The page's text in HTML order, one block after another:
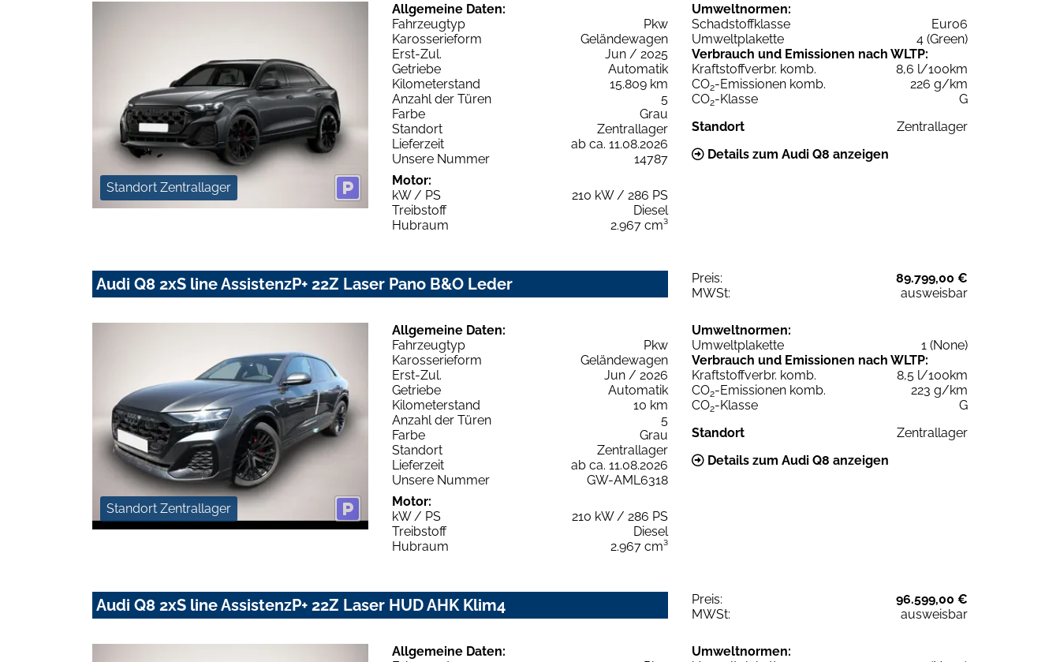
Standort Zentrallager
Allgemeine Daten:
Fahrzeugtyp
Pkw
Karosserieform
Geländewagen
Erst-Zul.
Jun / 2025
Getriebe
Automatik
Kilometerstand
15.809 km
Anzahl der Türen
5
Farbe
Grau
Standort
Zentrallager
Lieferzeit
ab ca. 11.08.2026
Unsere Nummer
14787
Motor:
kW / PS
210 kW / 286 PS
Treibstoff
Diesel
Hubraum
2.967 cm³
Umweltnormen:
Schadstoffklasse
Euro6
Umweltplakette
4 (Green)
Verbrauch und Emissionen nach WLTP:
Kraftstoffverbr. komb.
8,6 l/100km
CO2-Emissionen komb.
226 g/km
CO2-Klasse
G
Standort
Zentrallager
Details zum Audi Q8 anzeigen
Audi Q8 2xS line AssistenzP+ 22Z Laser Pano B&O Leder Preis:
89.799,00 €
MWSt:
ausweisbar
Standort Zentrallager
Allgemeine Daten:
Fahrzeugtyp
Pkw
Karosserieform
Geländewagen
Erst-Zul.
Jun / 2026
Getriebe
Automatik
Kilometerstand
10 km
Anzahl der Türen
5
Farbe
Grau
Standort
Zentrallager
Lieferzeit
ab ca. 11.08.2026
Unsere Nummer
GW-AML6318
Motor:
kW / PS
210 kW / 286 PS
Treibstoff
Diesel
Hubraum
2.967 cm³
Umweltnormen:
Umweltplakette
1 (None)
Verbrauch und Emissionen nach WLTP:
Kraftstoffverbr. komb.
8,5 l/100km
CO2-Emissionen komb.
223 g/km
CO2-Klasse
G
Standort
Zentrallager
Details zum Audi Q8 anzeigen
Audi Q8 2xS line AssistenzP+ 22Z Laser HUD AHK Klim4 Preis:
96.599,00 €
MWSt:
ausweisbar
Allgemeine Daten:
Umweltnormen: